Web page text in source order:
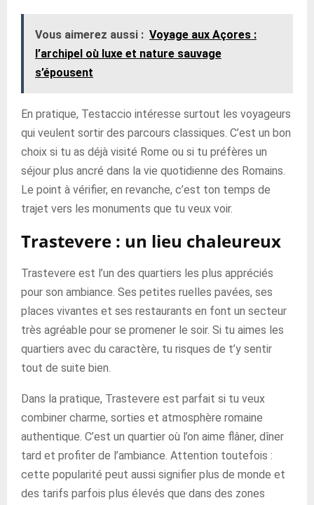
Vous aimerez aussi : Voyage aux Açores :
l’archipel où luxe et nature sauvage
s’épousent
En pratique, Testaccio intéresse surtout les voyageurs
qui veulent sortir des parcours classiques. C’est un bon
choix si tu as déjà visité Rome ou si tu préfères un
séjour plus ancré dans la vie quotidienne des Romains.
Le point à vérifier, en revanche, c’est ton temps de
trajet vers les monuments que tu veux voir.
Trastevere : un lieu chaleureux
Trastevere est l’un des quartiers les plus appréciés
pour son ambiance. Ses petites ruelles pavées, ses
places vivantes et ses restaurants en font un secteur
très agréable pour se promener le soir. Si tu aimes les
quartiers avec du caractère, tu risques de t’y sentir
tout de suite bien.
Dans la pratique, Trastevere est parfait si tu veux
combiner charme, sorties et atmosphère romaine
authentique. C’est un quartier où l’on aime flâner, dîner
tard et profiter de l’ambiance. Attention toutefois :
cette popularité peut aussi signifier plus de monde et
des tarifs parfois plus élevés que dans des zones